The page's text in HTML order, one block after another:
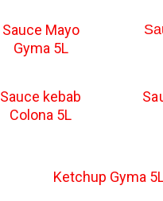
Sauce Mayo
Gyma 5L
Sauce kebab
Colona 5L
Ketchup Gyma